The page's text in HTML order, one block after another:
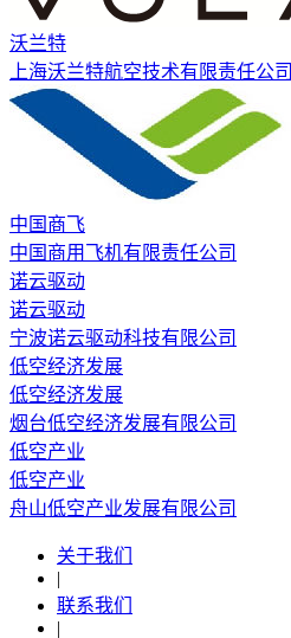
沃兰特
上海沃兰特航空技术有限责任公司
中国商飞
中国商用飞机有限责任公司
诺云驱动
诺云驱动
宁波诺云驱动科技有限公司
低空经济发展
低空经济发展
烟台低空经济发展有限公司
低空产业
低空产业
舟山低空产业发展有限公司
关于我们
|
联系我们
|